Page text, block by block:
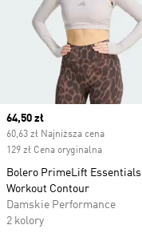
Current price
64,50 zł
60,63 zł Najniższa cena
129 zł Cena oryginalna
Bolero PrimeLift Essentials
Workout Contour
Damskie Performance
2 kolory